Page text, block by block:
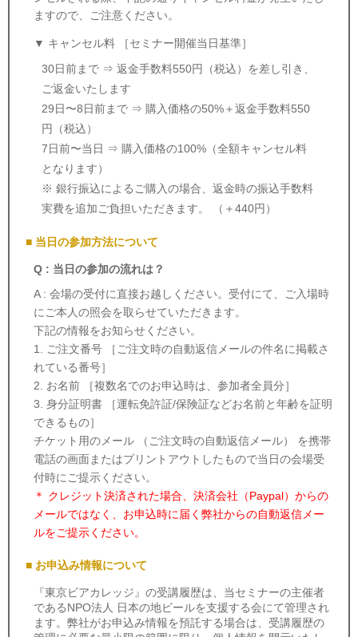
ますので、ご注意ください。
▼ キャンセル料 ［セミナー開催当日基準］
30日前まで ⇒ 返金手数料550円（税込）を差し引き、
ご返金いたします
29日〜8日前まで ⇒ 購入価格の50%＋返金手数料550
円（税込）
7日前〜当日 ⇒ 購入価格の100%（全額キャンセル料
となります）
※ 銀行振込によるご購入の場合、返金時の振込手数料
実費を追加ご負担いただきます。 （＋440円）
■ 当日の参加方法について
Q : 当日の参加の流れは？
A : 会場の受付に直接お越しください。受付にて、ご入場時
にご本人の照会を取らせていただきます。
下記の情報をお知らせください。
1. ご注文番号 ［ご注文時の自動返信メールの件名に掲載さ
れている番号］
2. お名前 ［複数名でのお申込時は、参加者全員分］
3. 身分証明書 ［運転免許証/保険証などお名前と年齢を証明
できるもの］
チケット用のメール （ご注文時の自動返信メール） を携帯
電話の画面またはプリントアウトしたもので当日の会場受
付時にご提示ください。
＊ クレジット決済された場合、決済会社（Paypal）からの
メールではなく、お申込時に届く弊社からの自動返信メー
ルをご提示ください。
■ お申込み情報について
『東京ビアカレッジ』の受講履歴は、当セミナーの主催者
であるNPO法人 日本の地ビールを支援する会にて管理され
ます。弊社がお申込み情報を預託する場合は、受講履歴の